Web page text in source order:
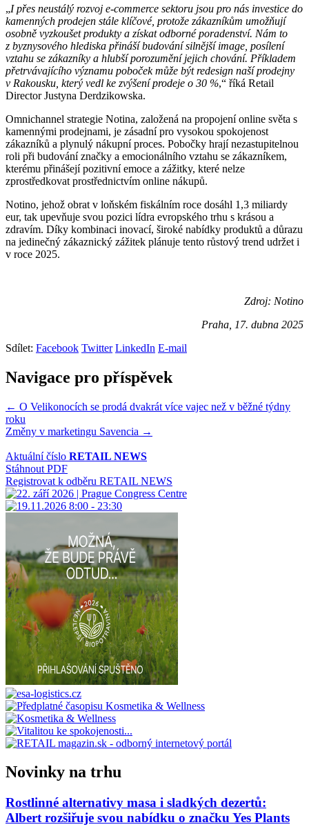
„I přes neustálý rozvoj e-commerce sektoru jsou pro nás investice do
kamenných prodejen stále klíčové, protože zákazníkům umožňují
osobně vyzkoušet produkty a získat odborné poradenství. Nám to
z byznysového hlediska přináší budování silnější image, posílení
vztahu se zákazníky a hlubší porozumění jejich chování. Příkladem
přetrvávajícího významu poboček může být redesign naší prodejny
v Rakousku, který vedl ke zvýšení prodeje o 30 %,“ říká Retail
Director Justyna Derdzikowska.
Omnichannel strategie Notina, založená na propojení online světa s
kamennými prodejnami, je zásadní pro vysokou spokojenost
zákazníků a plynulý nákupní proces. Pobočky hrají nezastupitelnou
roli při budování značky a emocionálního vztahu se zákazníkem,
kterému přinášejí pozitivní emoce a zážitky, které nelze
zprostředkovat prostřednictvím online nákupů.
Notino, jehož obrat v loňském fiskálním roce dosáhl 1,3 miliardy
eur, tak upevňuje svou pozici lídra evropského trhu s krásou a
zdravím. Díky kombinaci inovací, široké nabídky produktů a důrazu
na jedinečný zákaznický zážitek plánuje tento růstový trend udržet i
v roce 2025.
Zdroj: Notino
Praha, 17. dubna 2025
Sdílet: Facebook Twitter LinkedIn E-mail
Navigace pro příspěvek
← O Velikonocích se prodá dvakrát více vajec než v běžné týdny
roku
Změny v marketingu Savencia →
Aktuální číslo RETAIL NEWS
Stáhnout PDF
Registrovat k odběru RETAIL NEWS
Novinky na trhu
Rostlinné alternativy masa i sladkých dezertů:
Albert rozšiřuje svou nabídku o značku Yes Plants